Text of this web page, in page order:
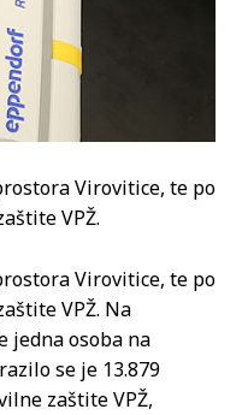
Virovitice, te po
VPŽ.
Virovitice, te po
VPŽ. Na
jedna osoba na
se je 13.879
zaštite VPŽ,